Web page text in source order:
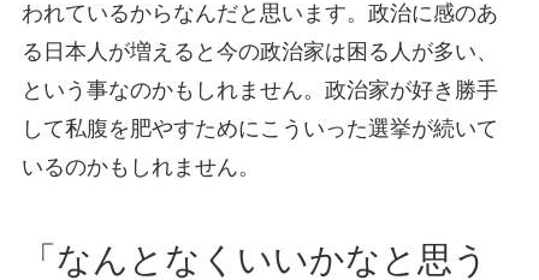
われているからなんだと思います。政治に感のあ
る日本人が増えると今の政治家は困る人が多い、
という事なのかもしれません。政治家が好き勝手
して私腹を肥やすためにこういった選挙が続いて
いるのかもしれません。
「なんとなくいいかなと思う